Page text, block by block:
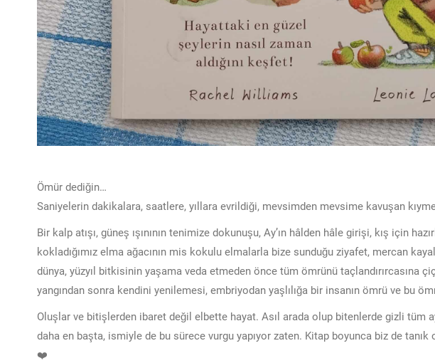
Ömür dediğin…
Saniyelerin dakikalara, saatlere, yıllara evrildiği, mevsimden mevsime kavuşan
Bir kalp atışı, güneş ışınının tenimize dokunuşu, Ay’ın hâlden hâle girişi, kış için
kokladığımız elma ağacının mis kokulu elmalarla bize sunduğu ziyafet, mercan
dünya, yüzyıl bitkisinin yaşama veda etmeden önce tüm ömrünü taçlandırırcasına
yangından sonra kendini yenilemesi, embriyodan yaşlılığa bir insanın ömrü ve bu
Oluşlar ve bitişlerden ibaret değil elbette hayat. Asıl arada olup bitenlerde gizli tüm
daha en başta, ismiyle de bu sürece vurgu yapıyor zaten. Kitap boyunca biz de
❤️